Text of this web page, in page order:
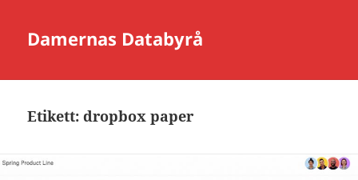
Damernas Databyrå
Etikett:dropbox paper